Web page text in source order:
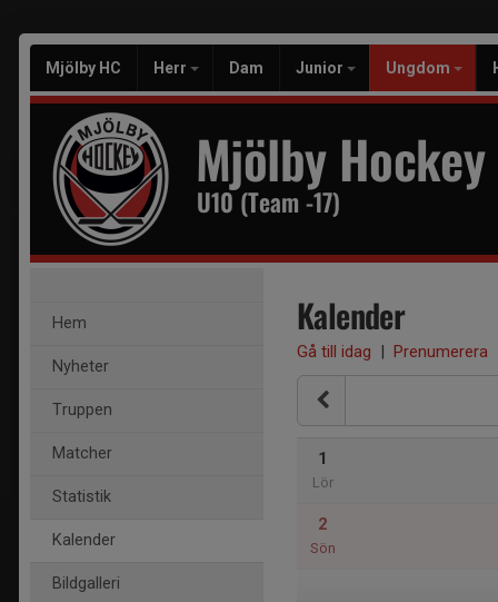
Mjölby HC Herr Dam Junior Ungdom
Mjölby Hockey
U10 (Team -17)
Hem
Nyheter
Truppen
Matcher
Statistik
Kalender
Bildgalleri
Kalender
Gå till idag | Prenumerera
1
Lör
2
Sön